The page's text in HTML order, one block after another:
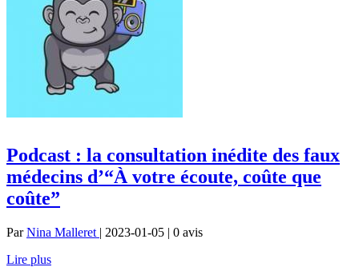
Podcast : la consultation inédite des faux
médecins d’“À votre écoute, coûte que
coûte”
ParNina Malleret | 2023-01-05 | 0 avis
Lire plus